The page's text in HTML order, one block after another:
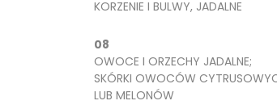
KORZENIE I BULWY, JADALNE
08
OWOCE I ORZECHY JADALNE;
SKÓRKI OWOCÓW
LUB MELONÓW